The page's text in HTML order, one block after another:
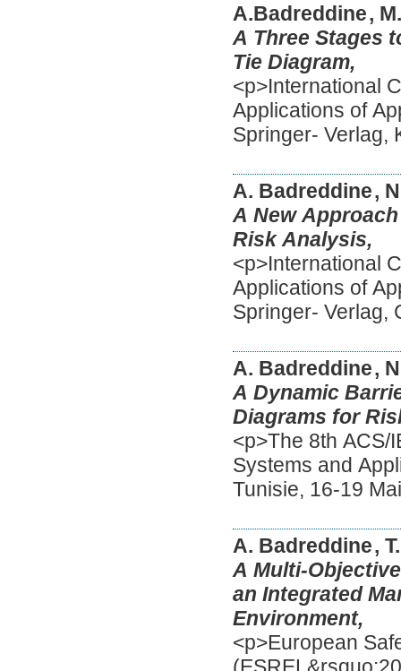
A.Badreddine,
A Three Stages
Tie Diagram,
<p>International
Applications of
Springer- Verlag,
A. Badreddine,
A New
Risk Analysis,
<p>International
Applications of
Springer- Verlag,
A. Badreddine,
A Dynamic
Diagrams for
<p>The 8th ACS/
Systems and
Tunisie, 16-19
A. Badreddine,
A Multi-
an Integrated
Environment,
<p>European